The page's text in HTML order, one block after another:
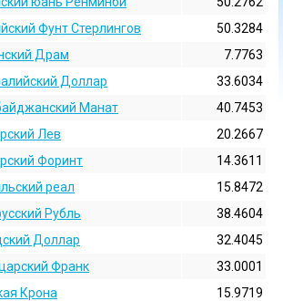
Фунт Стерлингов
50.3284
Драм
7.7763
Доллар
33.6034
Манат
40.7453
Лев
20.2667
Форинт
14.3611
реал
15.8472
Рубль
38.4604
Доллар
32.4045
Франк
33.0001
Крона
15.9719